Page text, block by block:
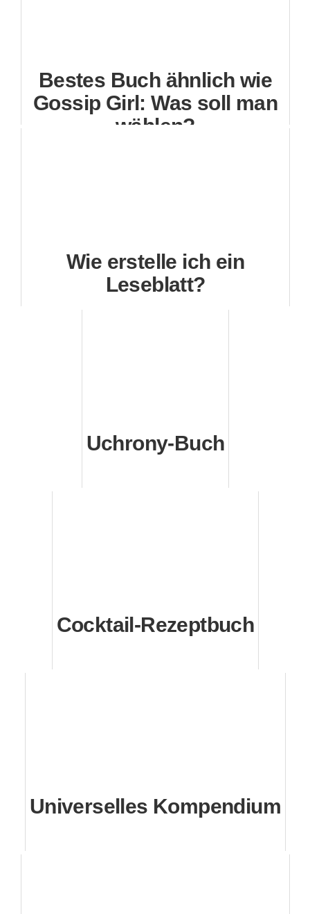
Bestes Buch ähnlich wie
Gossip Girl: Was soll man
wählen?
Wie erstelle ich ein
Leseblatt?
Uchrony-Buch
Cocktail-Rezeptbuch
Universelles Kompendium